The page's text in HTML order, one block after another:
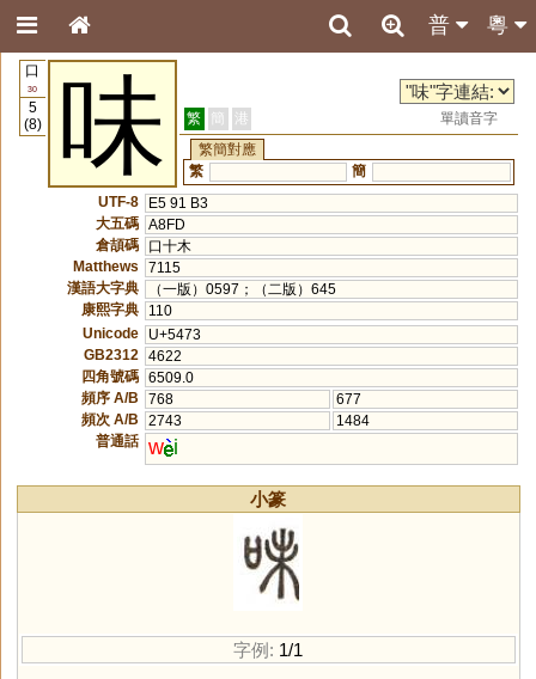
粵
普
口
30
5
(8)
味 繁 簡 港
單讀音字
繁簡對應
繁
簡
UTF-8
E5 91 B3
大五碼 A8FD
倉頡碼
口十木
Matthews
7115
漢語大字典
（一版）0597；（二版）645
康熙字典
110
Unicode
U+5473
GB2312
4622
四角號碼 6509.0
頻序 A/B
768
677
頻次 A/B
2743
1484
普通話 w i
小篆
字例: 1/1